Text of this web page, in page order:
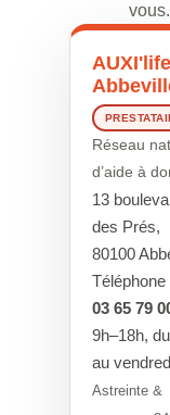
vous.
AUXI'life
Réseau
d’aide à
13
des Prés,
80100
Téléphone
03 65 79
9h–18h,
au
Astreinte &